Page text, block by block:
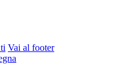
Vai al footer